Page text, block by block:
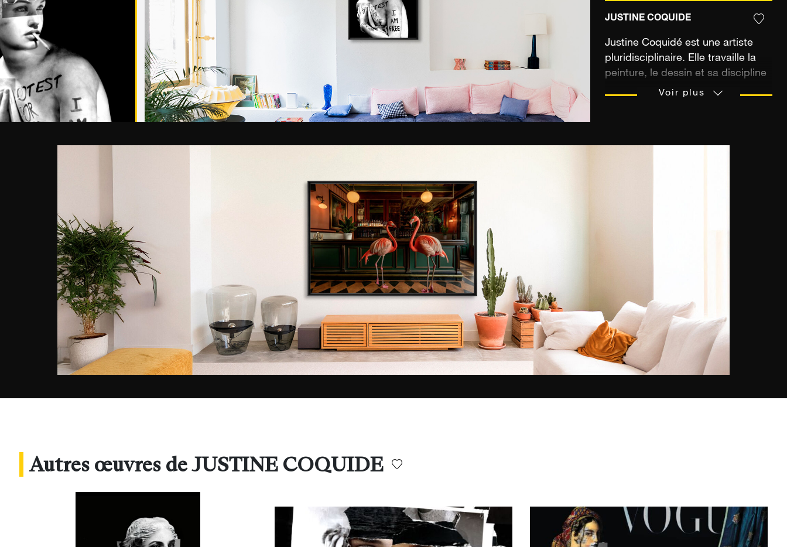
JUSTINE COQUIDE
Justine Coquidé est une artiste
pluridisciplinaire. Elle travaille la
peinture, le dessin et sa discipline
favorite : le collage. Au fils de ses
fast fashion ou encore
l’uniformisation de la beauté sur
les supports numériques. Pour
chacune de ses créations, Justine
Coquidé recherche, découpe et
Voir plus
Autres œuvres de JUSTINE COQUIDE